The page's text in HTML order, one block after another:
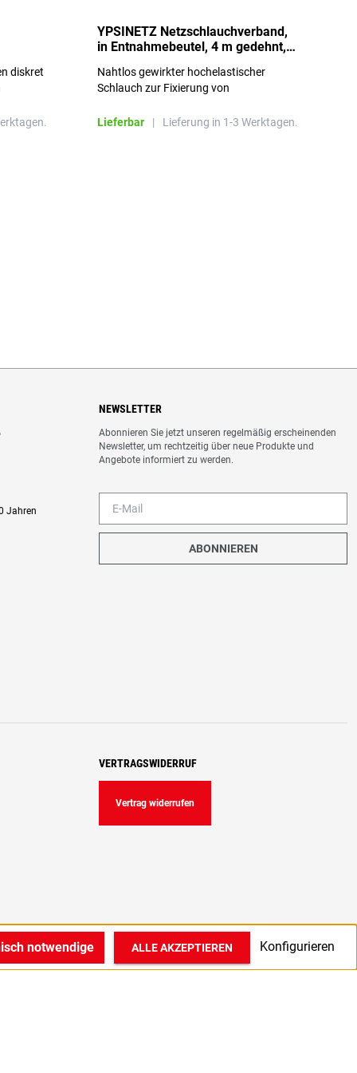
diskret
YPSINETZ Netzschlauchverband,
in Entnahmebeutel, 4 m gedehnt,
Nahtlos gewirkter hochelastischer
Schlauch zur Fixierung von
Lieferbar
| Lieferung in 1-3 Werktagen.
Jahren
NEWSLETTER
Abonnieren Sie jetzt unseren regelmäßig erscheinenden
Newsletter, um rechtzeitig über neue Produkte und
Angebote informiert zu werden.
ABONNIEREN
VERTRAGSWIDERRUF
Vertrag widerrufen
notwendige Konfigurieren
ALLE AKZEPTIEREN